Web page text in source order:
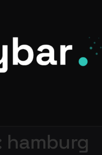
hamburg